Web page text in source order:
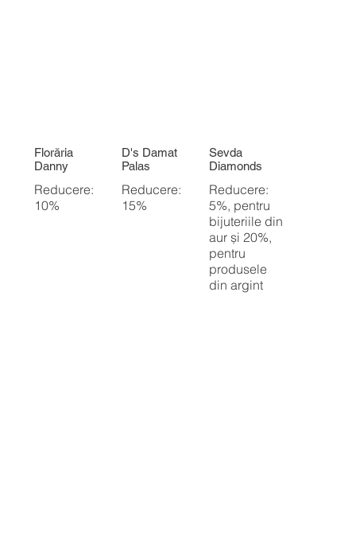
Florăria
Danny
Reducere:
10%
D's Damat
Palas
Reducere:
15%
Sevda
Diamonds
Reducere:
5%, pentru
bijuteriile din
aur și 20%,
pentru
produsele
din argint